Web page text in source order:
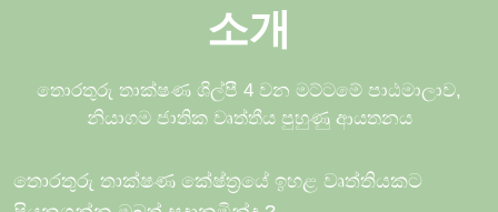
소개
තොරතුරු තාක්ෂණ ශිල්පී 4 වන මට්ටමේ පාඨමාලාව,
නියාගම ජාතික වෘත්තීය පුහුණු ආයතනය
තොරතුරු තාක්ෂණ කේෂ්ත්‍රයේ ඉහළ වෘත්තියකට